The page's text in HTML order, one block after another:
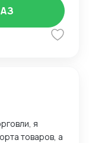
я
товаров, а